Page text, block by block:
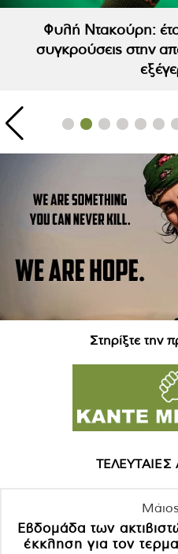
Φυλή Ντακούρη:
συγκρούσεις στην
Στηρίξτε την
Εβδομάδα των
έκκληση για τον